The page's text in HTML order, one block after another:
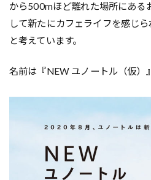
から500mほど離れた場所にある
して新たにカフェライフを感じ
と考えています。
名前は『NEW ユノートル（仮）